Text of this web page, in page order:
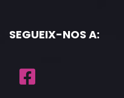
SEGUEIX-NOS A: